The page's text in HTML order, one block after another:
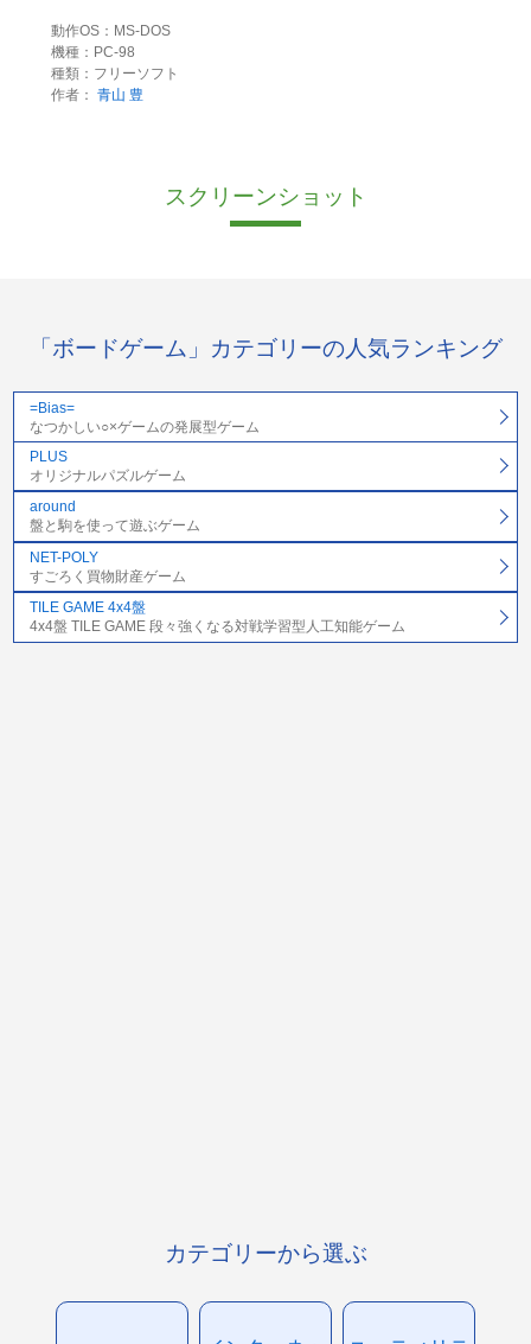
動作OS：MS-DOS
機種：PC-98
種類：フリーソフト
作者： 青山 豊
スクリーンショット
「ボードゲーム」カテゴリーの人気ランキング
=Bias=
なつかしい○×ゲームの発展型ゲーム
PLUS
オリジナルパズルゲーム
around
盤と駒を使って遊ぶゲーム
NET-POLY
すごろく買物財産ゲーム
TILE GAME 4x4盤
4x4盤 TILE GAME 段々強くなる対戦学習型人工知能ゲーム
カテゴリーから選ぶ